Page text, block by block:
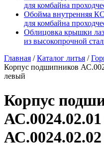
для комбайна
Обойма внутренняя
для комбайна
Облицовка крышки
из высокопрочной
Главная /Каталог литья /
Корпус подшипников
левый
Корпус